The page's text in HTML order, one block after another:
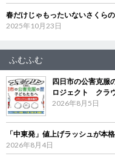
春だけじゃもったいないさくら
2025年10月23日
ふむふむ
四日市の公害克服
ロジェクト クラ
2026年8月5日
「中東発」値上げラッシュが
2026年8月4日